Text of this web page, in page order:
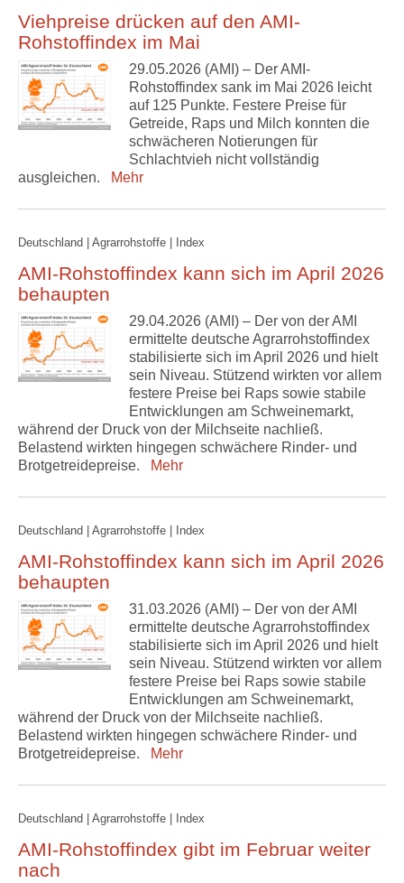
Viehpreise drücken auf den AMI-
Rohstoffindex im Mai
29.05.2026 (AMI) – Der AMI-
Rohstoffindex sank im Mai 2026 leicht
auf 125 Punkte. Festere Preise für
Getreide, Raps und Milch konnten die
schwächeren Notierungen für
Schlachtvieh nicht vollständig
ausgleichen.
Mehr
Deutschland | Agrarrohstoffe | Index
AMI-Rohstoffindex kann sich im April 2026
behaupten
29.04.2026 (AMI) – Der von der AMI
ermittelte deutsche Agrarrohstoffindex
stabilisierte sich im April 2026 und hielt
sein Niveau. Stützend wirkten vor allem
festere Preise bei Raps sowie stabile
Entwicklungen am Schweinemarkt,
während der Druck von der Milchseite nachließ.
Belastend wirkten hingegen schwächere Rinder- und
Brotgetreidepreise.
Mehr
Deutschland | Agrarrohstoffe | Index
AMI-Rohstoffindex kann sich im April 2026
behaupten
31.03.2026 (AMI) – Der von der AMI
ermittelte deutsche Agrarrohstoffindex
stabilisierte sich im April 2026 und hielt
sein Niveau. Stützend wirkten vor allem
festere Preise bei Raps sowie stabile
Entwicklungen am Schweinemarkt,
während der Druck von der Milchseite nachließ.
Belastend wirkten hingegen schwächere Rinder- und
Brotgetreidepreise.
Mehr
Deutschland | Agrarrohstoffe | Index
AMI-Rohstoffindex gibt im Februar weiter
nach